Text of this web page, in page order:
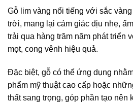
Gỗ lim vàng nổi tiếng với sắc
trời, mang lại cảm giác dịu nhẹ,
trải qua hàng trăm năm phát triển
mọt, cong vênh hiệu quả.
Đặc biệt, gỗ có thể ứng dụng
phẩm mỹ thuật cao cấp hoặc
thất sang trọng, góp phần tạo nên